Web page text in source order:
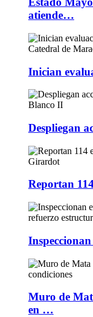
atiende…
Inician
Despliegan
Reportan
Muro de
en …